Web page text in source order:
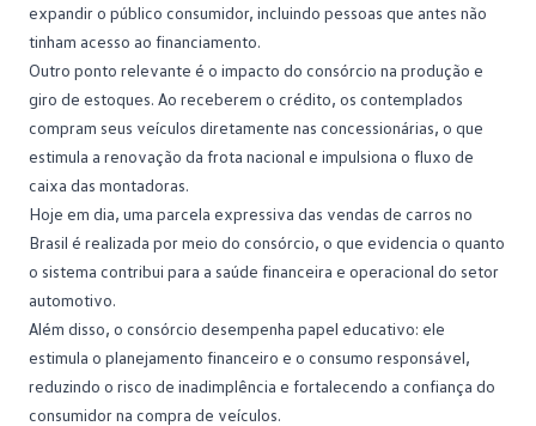
expandir o público consumidor, incluindo pessoas que antes não
tinham acesso ao financiamento.
Outro ponto relevante é o impacto do consórcio na produção e
giro de estoques. Ao receberem o crédito, os contemplados
compram seus veículos diretamente nas concessionárias, o que
estimula a renovação da frota nacional e impulsiona o fluxo de
caixa das montadoras.
Hoje em dia, uma parcela expressiva das vendas de carros no
Brasil é realizada por meio do consórcio, o que evidencia o quanto
o sistema contribui para a saúde financeira e operacional do setor
automotivo.
Além disso, o consórcio desempenha papel educativo: ele
estimula o planejamento financeiro e o consumo responsável,
reduzindo o risco de inadimplência e fortalecendo a confiança do
consumidor na compra de veículos.